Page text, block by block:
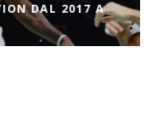
DAL 2017 A